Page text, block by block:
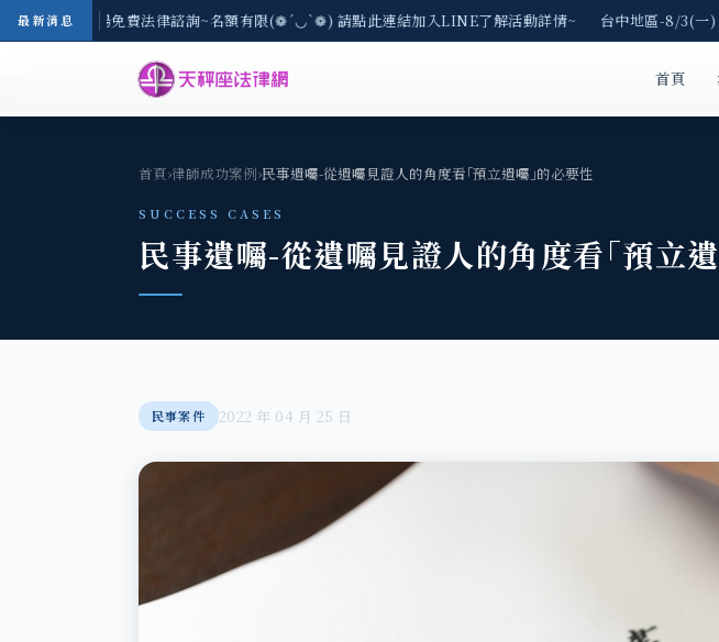
最新消息
-8/3(一) 現場免費法律諮詢~名額有限(❁´◡`❁) 請點此連結加入LINE了解活動詳情~ 台中地區-8/3(一)
首頁
首頁›律師成功案例›民事遺囑-從遺囑見證人的角度看｢預立遺囑｣的必要性
SUCCESS CASES
民事遺囑-從遺囑見證人的角度看｢預立
民事案件 2022 年 04 月 25 日